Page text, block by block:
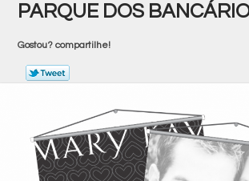
PARQUE DOS
Gostou? compartilhe!